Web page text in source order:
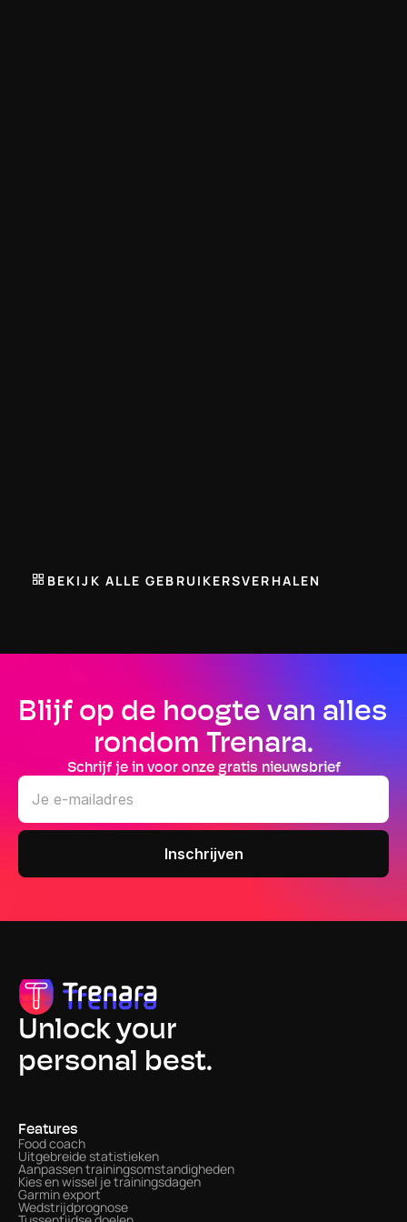
BEKIJK ALLE GEBRUIKERSVERHALEN
Blijf op de hoogte van alles
rondom Trenara.
Schrijf je in voor onze gratis nieuwsbrief
Unlock your
personal best.
Features
Food coach
Uitgebreide statistieken
Aanpassen trainingsomstandigheden
Kies en wissel je trainingsdagen
Garmin export
Wedstrijdprognose